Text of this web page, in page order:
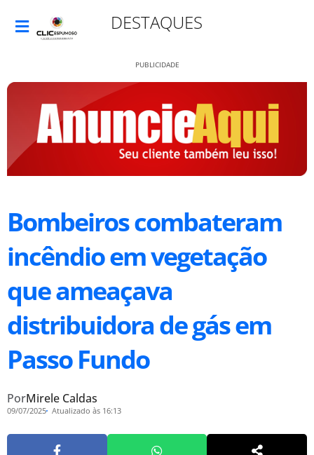
DESTAQUES
PUBLICIDADE
Bombeiros combateram
incêndio em vegetação
que ameaçava
distribuidora de gás em
Passo Fundo
PorMirele Caldas
09/07/2025 Atualizado às 16:13